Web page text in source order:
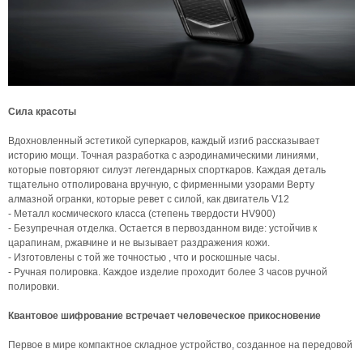
Сила красоты
Вдохновленный эстетикой суперкаров, каждый изгиб рассказывает
историю мощи. Точная разработка с аэродинамическими линиями,
которые повторяют силуэт легендарных спорткаров. Каждая деталь
тщательно отполирована вручную, с фирменными узорами Верту
алмазной огранки, которые ревет с силой, как двигатель V12
- Металл космического класса (степень твердости HV900)
- Безупречная отделка. Остается в первозданном виде: устойчив к
царапинам, ржавчине и не вызывает раздражения кожи.
- Изготовлены с той же точностью , что и роскошные часы.
- Ручная полировка. Каждое изделие проходит более 3 часов ручной
полировки.
Квантовое шифрование встречает человеческое прикосновение
Первое в мире компактное складное устройство, созданное на передовой